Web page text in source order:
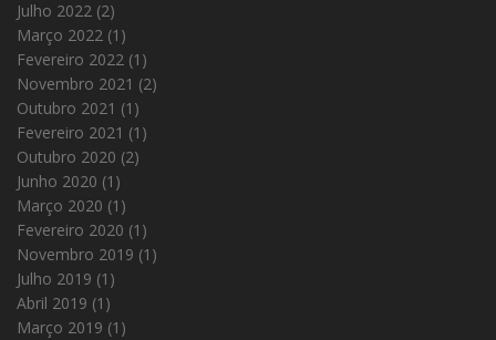
Julho 2022 (2)
Março 2022 (1)
Fevereiro 2022 (1)
Novembro 2021 (2)
Outubro 2021 (1)
Fevereiro 2021 (1)
Outubro 2020 (2)
Junho 2020 (1)
Março 2020 (1)
Fevereiro 2020 (1)
Novembro 2019 (1)
Julho 2019 (1)
Abril 2019 (1)
Março 2019 (1)